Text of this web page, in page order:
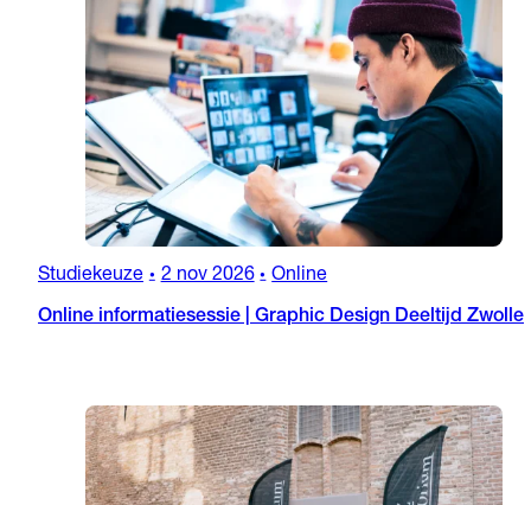
Studiekeuze • 2 nov 2026 • Online
Online informatiesessie | Graphic Design Deeltijd Zwolle